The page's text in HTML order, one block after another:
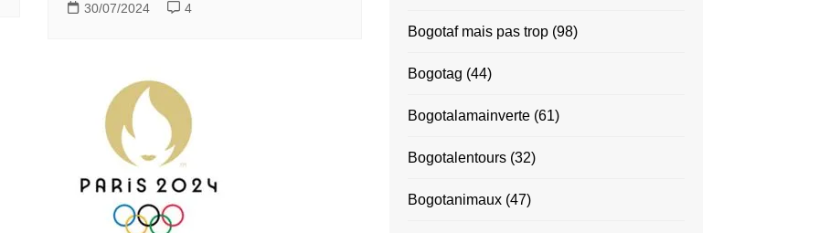
30/07/2024 4
Bogotaf mais pas trop(98)
Bogotag (44)
Bogotalamainverte(61)
Bogotalentours(32)
Bogotanimaux(47)